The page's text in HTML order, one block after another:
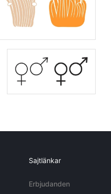
Sajtlänkar
Erbjudanden